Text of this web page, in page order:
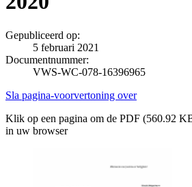
Gepubliceerd op:
5 februari 2021
Documentnummer:
VWS-WC-078-16396965
Sla pagina-voorvertoning over
Klik op een pagina om de PDF (560.92
in uw browser